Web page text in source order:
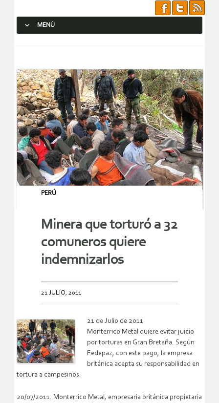
MENÚ
PERÚ
Minera que torturó a 32
comuneros quiere
indemnizarlos
21 JULIO, 2011
21 de Julio de 2011
Monterrico Metal quiere evitar juicio
por torturas en Gran Bretaña. Según
Fedepaz, con este pago, la empresa
británica acepta su responsabilidad en
tortura a campesinos.
20/07/2011. Monterrico Metal, empresaria británica propietaria